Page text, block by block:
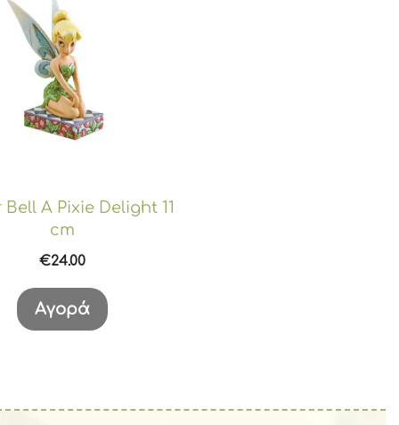
A Pixie Delight 11
cm
€24.00
Αγορά